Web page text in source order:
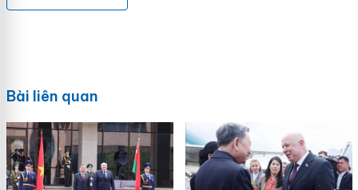
Bài liên quan